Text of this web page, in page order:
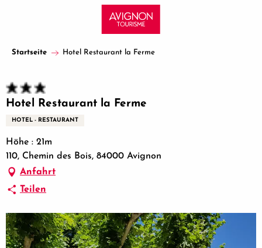
principal
Startseite Hotel Restaurant la Ferme
Hotel Restaurant la Ferme
HOTEL - RESTAURANT
Höhe : 21m
110, Chemin des Bois, 84000 Avignon
Anfahrt
Teilen